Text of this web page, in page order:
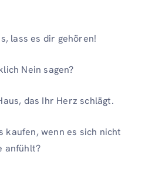
lass es dir gehören!
Nein sagen?
das Ihr Herz schlägt.
kaufen, wenn es sich nicht
anfühlt?